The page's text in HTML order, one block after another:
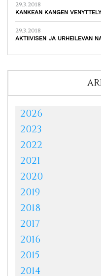
29.3.2018
KANKEAN KANGEN
29.3.2018
AKTIIVISEN JA URHEILEVAN
2026
2023
2022
2021
2020
2019
2018
2017
2016
2015
2014